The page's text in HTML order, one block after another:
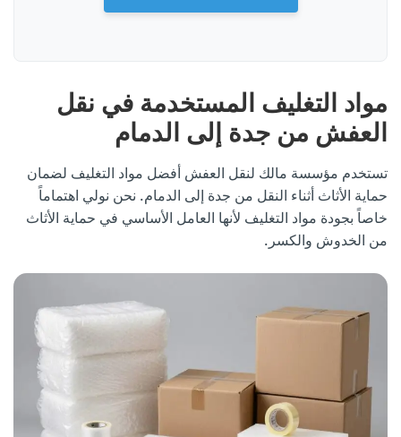
مواد التغليف المستخدمة في نقل
العفش من جدة إلى الدمام
تستخدم مؤسسة مالك لنقل العفش أفضل مواد التغليف لضمان
حماية الأثاث أثناء النقل من جدة إلى الدمام. نحن نولي اهتماماً
خاصاً بجودة مواد التغليف لأنها العامل الأساسي في حماية الأثاث
من الخدوش والكسر.